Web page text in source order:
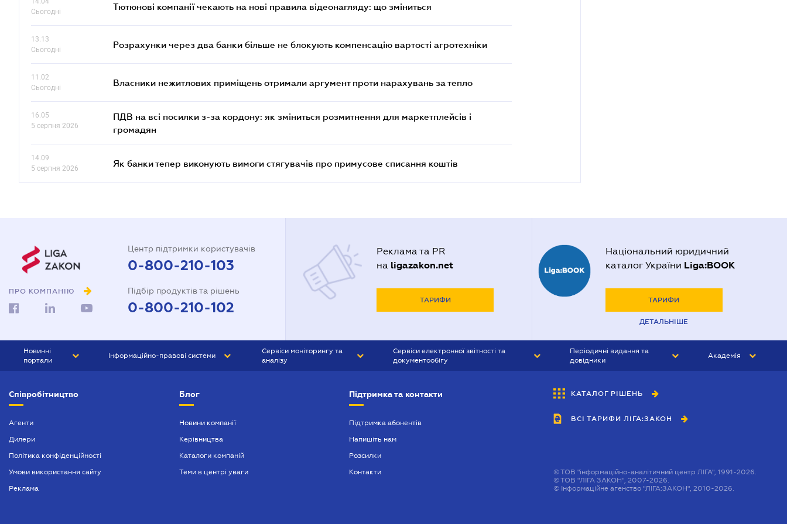
Сьогодні
Тютюнові компанії чекають на нові правила відеонагляду: що зміниться
13.13
Сьогодні
Розрахунки через два банки більше не блокують компенсацію вартості агротехніки
11.02
Сьогодні
Власники нежитлових приміщень отримали аргумент проти нарахувань за тепло
16.05
5 серпня 2026
ПДВ на всі посилки з-за кордону: як зміниться розмитнення для маркетплейсів і
громадян
14.09
5 серпня 2026
Як банки тепер виконують вимоги стягувачів про примусове списання коштів
ПРО КОМПАНІЮ
Центр підтримки користувачів
0-800-210-103
Підбір продуктів та рішень
0-800-210-102
Реклама та PR
на ligazakon.net
ТАРИФИ
Національний юридичний
каталог України Liga:BOOK
ТАРИФИ
ДЕТАЛЬНІШЕ
Новинні
портали
БІЗНЕС
Інформаційно-правові системи
БУХГАЛТЕР ПРОФ
Сервіси моніторингу та
аналізу
Сервіси електронної звітності та
документообігу
Періодичні видання та
довідники
БУХГАЛТЕР&ЗАКОН
ВІСНИК МСФЗ
Академія
Співробітництво
Агенти
Дилери
Політика конфіденційності
Умови використання сайту
Реклама
Блог
Новини компанії
Керівництва
Каталоги компаній
Теми в центрі уваги
Підтримка та контакти
Підтримка абонентів
Напишіть нам
Розсилки
Контакти
КАТАЛОГ РІШЕНЬ
ВСІ ТАРИФИ ЛІГА:ЗАКОН
©ТОВ "інформаційно-аналітичний центр ЛІГА", 1991-2026.
©ТОВ "ЛІГА ЗАКОН", 2007-2026.
© Інформаційне агенство "ЛІГА:ЗАКОН", 2010-2026.